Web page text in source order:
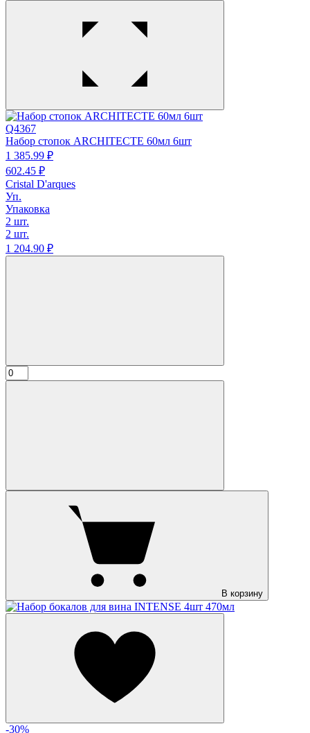
Q4367
Набор стопок ARCHITECTE 60мл 6шт
1 385.99 ₽
602.45 ₽
Cristal D'arques
Уп.
Упаковка
2 шт.
2 шт.
1 204.90 ₽
В корзину
-30%